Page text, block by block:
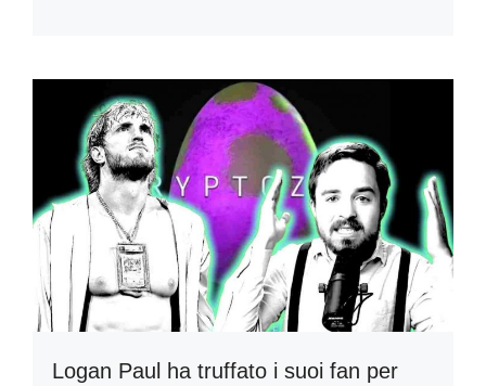
Logan Paul ha truffato i suoi fan per